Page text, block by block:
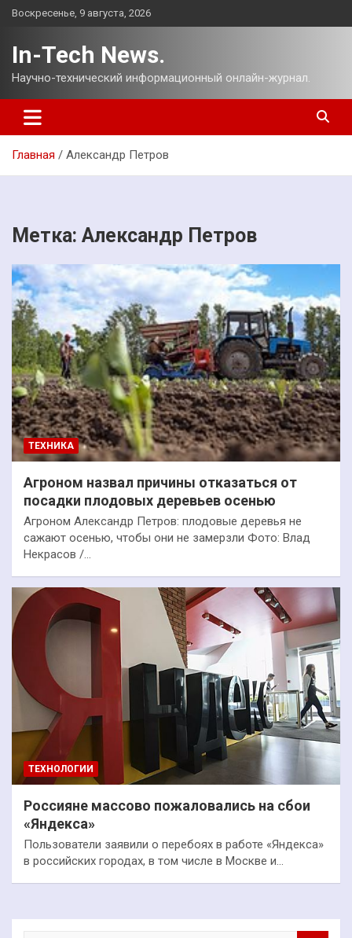
Перейти
Воскресенье, 9 августа, 2026
In-Tech News.
Научно-технический информационный онлайн-журнал.
Главная Александр Петров
Метка: Александр Петров
ТЕХНИКА
Агроном назвал причины отказаться от
посадки плодовых деревьев осенью
Агроном Александр Петров: плодовые деревья не
сажают осенью, чтобы они не замерзли Фото: Влад
Некрасов /…
ТЕХНОЛОГИИ
Россияне массово пожаловались на сбои
«Яндекса»
Пользователи заявили о перебоях в работе «Яндекса»
в российских городах, в том числе в Москве и…